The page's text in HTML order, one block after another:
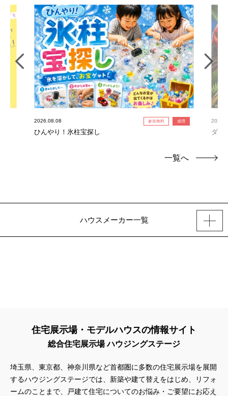
2026.08.08 参加無料 成増
ひんやり！氷柱宝探し ダイ
一覧へ
ハウスメーカー一覧
住宅展示場・モデルハウスの情報サイト
総合住宅展示場 ハウジングステージ
埼玉県、東京都、神奈川県など首都圏に多数の住宅展示場を展開
するハウジングステージでは、新築や建て替えをはじめ、リフォ
ームのことまで、戸建て住宅についてのお悩み・ご要望にお応え